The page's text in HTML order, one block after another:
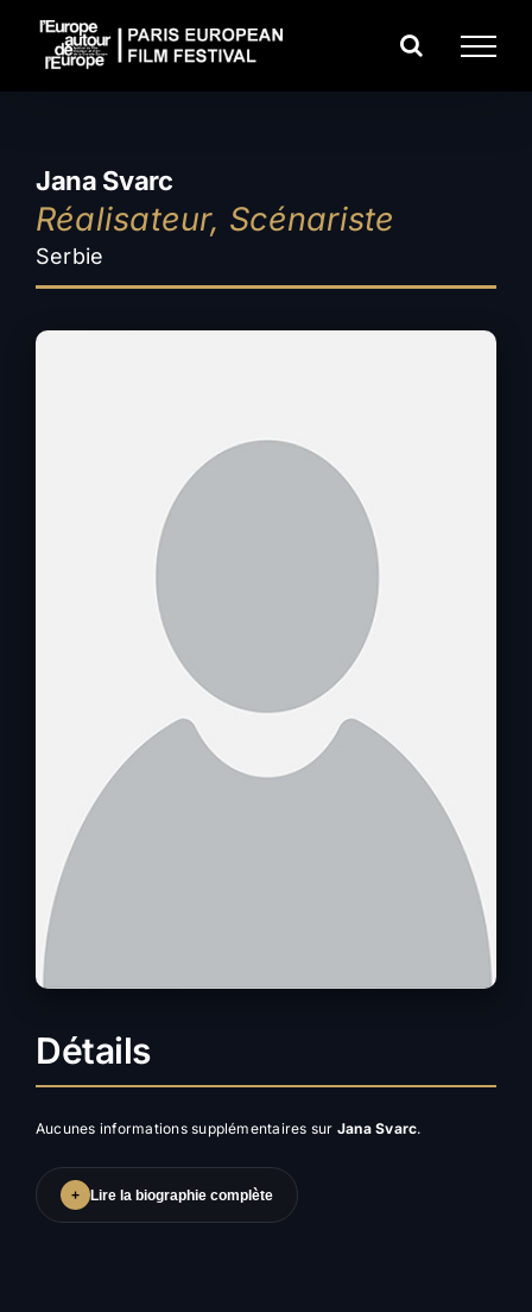
Passer
Jana Svarc
Réalisateur, Scénariste
Serbie
Détails
Aucunes informations supplémentaires sur Jana Svarc.
+ Lire la biographie complète